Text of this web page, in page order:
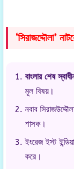
‘সিরাজদ্দৌলা’
বাংলার শেষ
মূল বিষয়।
নবাব
শাসক।
ইংরেজ ইস্ট
করে।